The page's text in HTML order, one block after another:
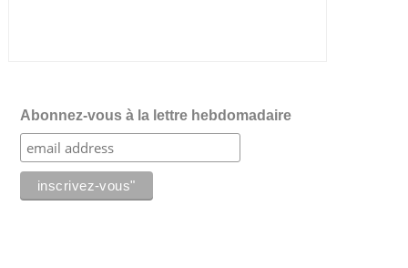
Abonnez-vous à la lettre hebdomadaire